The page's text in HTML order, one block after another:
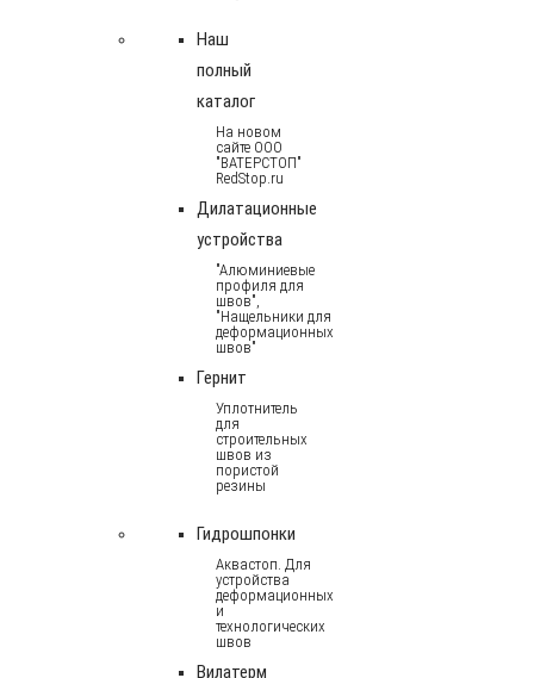
Наш
полный
каталог
На новом
сайте ООО
"ВАТЕРСТОП"
RedStop.ru
Дилатационные
устройства
"Алюминиевые
профиля для
швов",
"Нащельники для
деформационных
швов"
Гернит
Уплотнитель
для
строительных
швов из
пористой
резины
Гидрошпонки
Аквастоп. Для
устройства
деформационных
и
технологических
швов
Вилатерм